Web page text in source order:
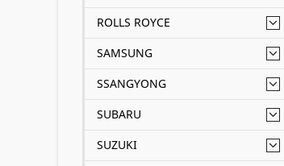
ROLLS ROYCE
SAMSUNG
SSANGYONG
SUBARU
SUZUKI